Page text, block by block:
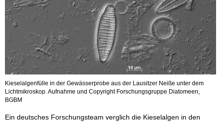
Kieselalgenfülle in der Gewässerprobe aus der Lausitzer Neiße unter dem
Lichtmikroskop. Aufnahme und Copyright Forschungsgruppe Diatomeen,
BGBM
Ein deutsches Forschungsteam verglich die Kieselalgen in den